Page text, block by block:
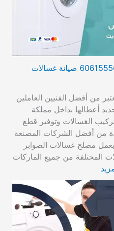
فني تصليح غسالات الصوابر 60615556 صيانة غسالات
من أفضل الفنيين العاملين
أعطالها بداخل مملكة
الغسالات وتوفير قطع
من أفضل الشركات المصنعة
مصلح غسالات الصوابر
المختلفة من جميع الماركات